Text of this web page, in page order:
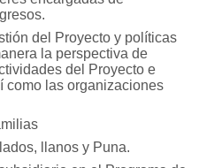
del Proyecto y políticas
la perspectiva de
del Proyecto e
como las organizaciones
llanos y Puna.